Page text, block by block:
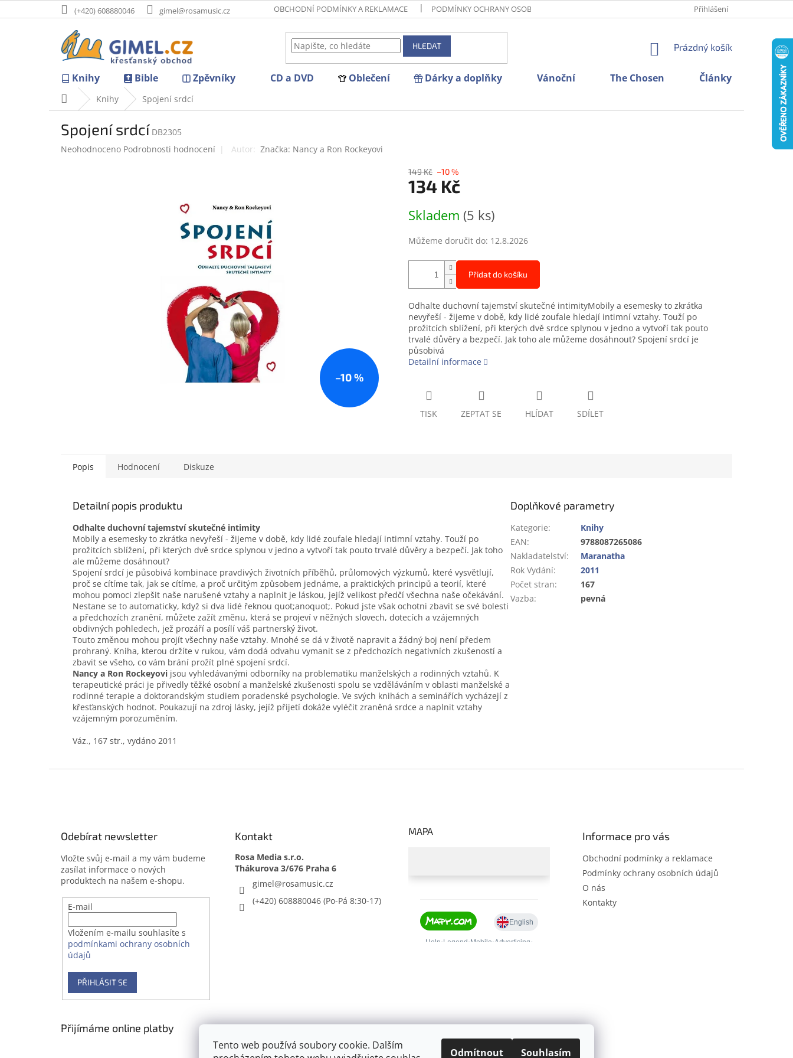
Tento web používá soubory cookie. Dalším
Odmítnout Souhlasím
na
(+420) 608880046 gimel@rosamusic.cz OBCHODNÍ PODMÍNKY A REKLAMACE PODMÍNKY OCHRANY OSOBNÍCH ÚDAJŮ Přihlášení
HLEDAT
NÁKUPNÍ
Prázdný košík
Knihy Bible Zpěvníky CD a DVD Oblečení Dárky a doplňky Vánoční The Chosen Články
Domů Knihy Spojení srdcí
Spojení srdcí DB2305
Průměrné
Neohodnoceno Podrobnosti hodnocení Značka: Nancy a Ron Rockeyovi
–10 %
149 Kč –10 %
134 Kč
cena:
Skladem (5 ks)
Můžeme doručit do: 12.8.2026
Přidat do košíku
Odhalte duchovní tajemství skutečné intimityMobily a esemesky to zkrátka
nevyřeší - žijeme v době, kdy lidé zoufale hledají intimní vztahy. Touží po
prožitcích sblížení, při kterých dvě srdce splynou v jedno a vytvoří tak pouto
trvalé důvěry a bezpečí. Jak toho ale můžeme dosáhnout? Spojení srdcí je
působivá
Detailní informace
TISK ZEPTAT SE HLÍDAT SDÍLET
Popis Hodnocení Diskuze
Detailní popis produktu
Odhalte duchovní tajemství skutečné intimity
Mobily a esemesky to zkrátka nevyřeší - žijeme v době, kdy lidé zoufale hledají intimní vztahy. Touží po
prožitcích sblížení, při kterých dvě srdce splynou v jedno a vytvoří tak pouto trvalé důvěry a bezpečí. Jak toho
ale můžeme dosáhnout?
Spojení srdcí je působivá kombinace pravdivých životních příběhů, průlomových výzkumů, které vysvětlují,
proč se cítíme tak, jak se cítíme, a proč určitým způsobem jednáme, a praktických principů a teorií, které
mohou pomoci zlepšit naše narušené vztahy a naplnit je láskou, jejíž velikost předčí všechna naše očekávání.
Nestane se to automaticky, když si dva lidé řeknou quot;anoquot;. Pokud jste však ochotni zbavit se své bolesti
a předchozích zranění, můžete zažít změnu, která se projeví v něžných slovech, dotecích a vzájemných
obdivných pohledech, jež prozáří a posílí váš partnerský život.
Touto změnou mohou projít všechny naše vztahy. Mnohé se dá v životě napravit a žádný boj není předem
prohraný. Kniha, kterou držíte v rukou, vám dodá odvahu vymanit se z předchozích negativních zkušeností a
zbavit se všeho, co vám brání prožít plné spojení srdcí.
Nancy a Ron Rockeyovi jsou vyhledávanými odborníky na problematiku manželských a rodinných vztahů. K
terapeutické práci je přivedly těžké osobní a manželské zkušenosti spolu se vzděláváním v oblasti manželské a
rodinné terapie a doktorandským studiem poradenské psychologie. Ve svých knihách a seminářích vycházejí z
křesťanských hodnot. Poukazují na zdroj lásky, jejíž přijetí dokáže vyléčit zraněná srdce a naplnit vztahy
vzájemným porozuměním.
Váz., 167 str., vydáno 2011
Doplňkové parametry
Kategorie:
Knihy
EAN:
9788087265086
Nakladatelství:
Maranatha
Rok Vydání:
2011
Počet stran:
167
Vazba: pevná
Odebírat newsletter
Vložte svůj e-mail a my vám budeme
zasílat informace o nových
produktech na našem e-shopu.
E-mail
Vložením e-mailu souhlasíte s
podmínkami ochrany osobních
údajů
PŘIHLÁSIT SE
Kontakt
Rosa Media s.r.o.
gimel@rosamusic.cz
(+420) 608880046
MAPA Informace pro vás
Obchodní podmínky a reklamace
Podmínky ochrany osobních údajů
O nás
Kontakty
Přijímáme online platby